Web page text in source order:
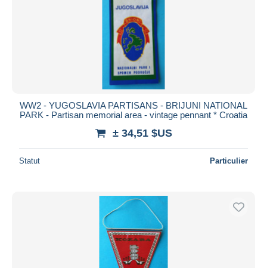
WW2 - YUGOSLAVIA PARTISANS - BRIJUNI NATIONAL
PARK - Partisan memorial area - vintage pennant * Croatia
± 34,51 $US
Statut Particulier